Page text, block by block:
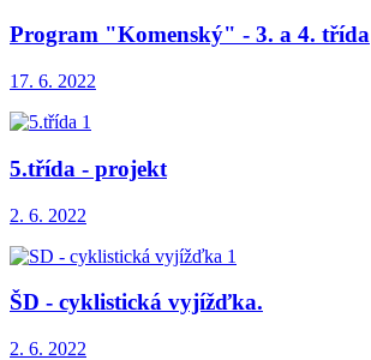
Program "Komenský" - 3. a 4. třída
17. 6. 2022
5.třída - projekt
2. 6. 2022
ŠD - cyklistická vyjížďka.
2. 6. 2022